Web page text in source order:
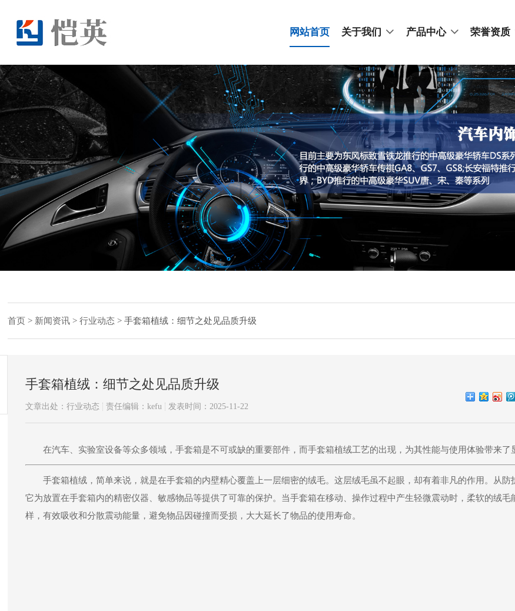
网站首页 关于我们 产品中心 荣誉资质
首页 > 新闻资讯 >行业动态 >手套箱植绒：细节之处见品质升级
手套箱植绒：细节之处见品质升级
文章出处：行业动态 责任编辑：kefu 发表时间：2025-11-22
在汽车、实验室设备等众多领域，手套箱是不可或缺的重要部件，而手套箱植绒工艺的出现，为其性能与使用体验带来了
手套箱植绒，简单来说，就是在手套箱的内壁精心覆盖上一层细密的绒毛。这层绒毛虽不起眼，却有着非凡的作用。从防
它为放置在手套箱内的精密仪器、敏感物品等提供了可靠的保护。当手套箱在移动、操作过程中产生轻微震动时，柔软的绒毛
样，有效吸收和分散震动能量，避免物品因碰撞而受损，大大延长了物品的使用寿命。